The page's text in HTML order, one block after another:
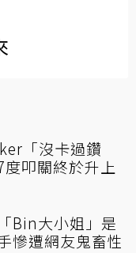
「沒卡過鑽
叩關終於升上
Bin大小姐」是
慘遭網友鬼畜性